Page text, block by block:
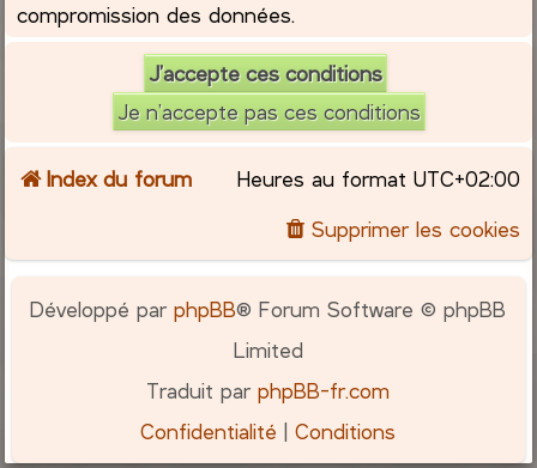
compromission des données.
Index du forum Heures au format UTC+02:00
Supprimer les cookies
Développé parphpBB® Forum Software © phpBB
Limited
Traduit parphpBB-fr.com
Confidentialité |Conditions